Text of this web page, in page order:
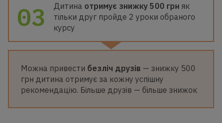
03 Дитина отримує знижку 500 грн як
тільки друг пройде 2 уроки обраного
курсу
Можна привести безліч друзів — знижку 500
грн дитина отримує за кожну успішну
рекомендацію. Більше друзів — більше знижок